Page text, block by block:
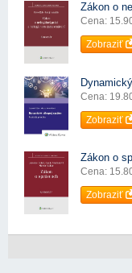
Zákon o
Cena:
Zobraziť
Cena:
Zobraziť
Zákon o
Cena:
Zobraziť